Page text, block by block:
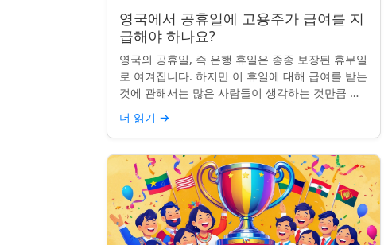
영국에서 공휴일에 고용주가 급여를 지
급해야 하나요?
영국의 공휴일, 즉 은행 휴일은 종종 보장된 휴무일
로 여겨집니다. 하지만 이 휴일에 대해 급여를 받는
것에 관해서는 많은 사람들이 생각하는 것만큼 명
확하지 않습니다. 사실, 급여를 받거나 하루 쉬는
것이 전적으로 계...
더 읽기 →